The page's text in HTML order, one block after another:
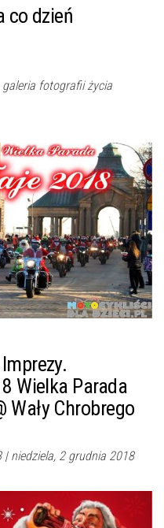
co dzień
galeria fotografii życia
Wielka Parada
Wały Chrobrego
| niedziela, 2 grudnia 2018